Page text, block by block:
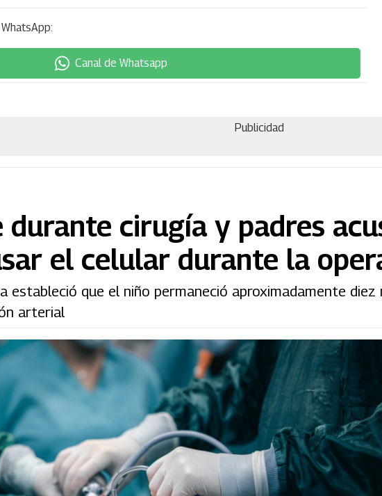
Canal de Whatsapp
Publicidad
durante cirugía y padres
el celular durante la
estableció que el niño permaneció aproximadamente
arterial